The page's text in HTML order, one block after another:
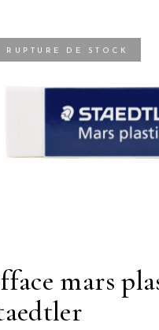
RUPTURE DE STOCK